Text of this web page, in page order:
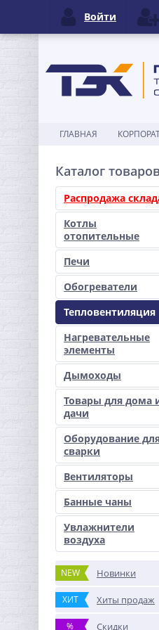
ГЛАВНАЯ
Каталог
Распродажа
Котлы
отопительные
Печи
Обогреватели
Тепловентиляция
Нагревательные
элементы
Дымоходы
Товары для дома
дачи
Оборудование
сварки
Вентиляторы
Банные чаны
Увлажнители
воздуха
NEW Новинки
ХИТ Хиты продаж
% Скидки
Войти